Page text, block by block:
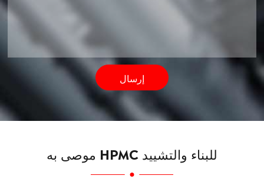
إرسال
موصى به HPMC للبناء والتشييد